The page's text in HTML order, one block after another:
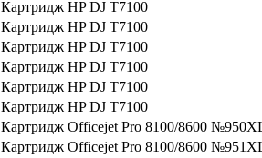
Картридж HP DJ T7100
Картридж HP DJ T7100
Картридж HP DJ T7100
Картридж HP DJ T7100
Картридж HP DJ T7100
Картридж HP DJ T7100
Картридж Officejet Pro 8100/8600
Картридж Officejet Pro 8100/8600